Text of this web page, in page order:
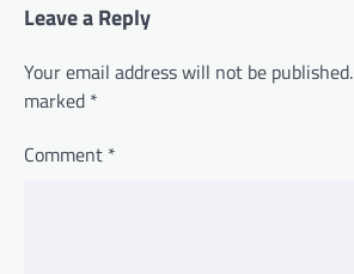
Leave a Reply
Your email address will not be published.
marked *
Comment *